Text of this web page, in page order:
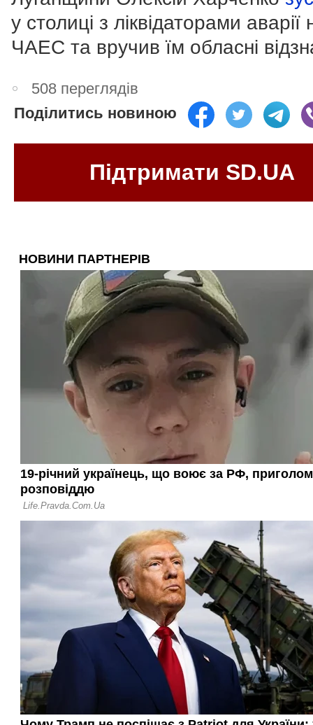
у столиці з ліквідаторами аварії
ЧАЕС та вручив їм обласні
508 переглядів
Поділитись новиною
Підтримати SD.UA